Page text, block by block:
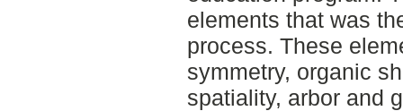
elements that was
process. These
symmetry, organic
spatiality, arbor and